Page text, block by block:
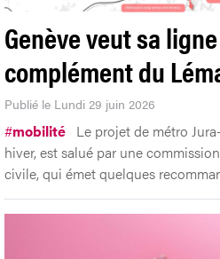
Genève veut sa
complément du
Publié le Lundi 29 juin 2026
#mobilité Le projet de métro
hiver, est salué par une
civile, qui émet quelques